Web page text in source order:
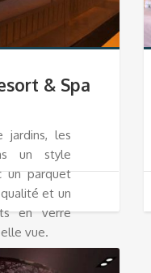
& Spa
jardins, les
un style
un parquet
et un
en verre
vue.